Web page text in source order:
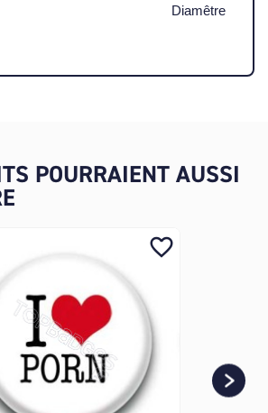
Diamêtre
POURRAIENT AUSSI
favorite_border